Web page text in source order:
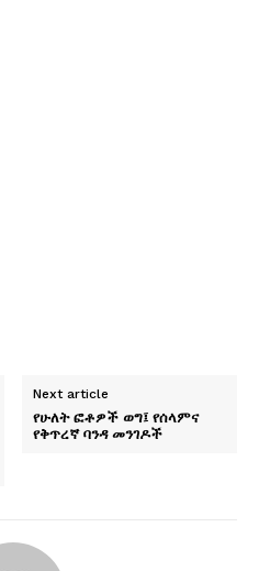
Next article
የሁለት ፎቶዎች ወግ፤ የሰላምና
የቅጥረኛ ባንዳ መንገዶች